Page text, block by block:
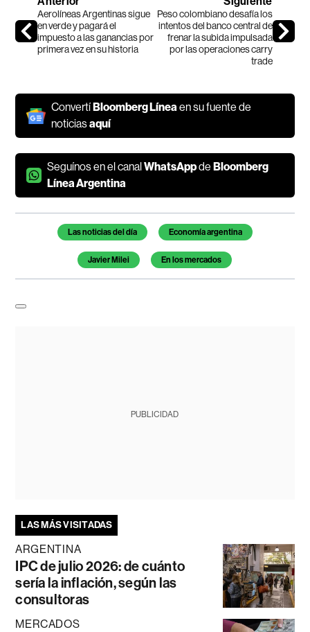
Aerolíneas Argentinas sigue
en verde y pagará el
impuesto a las ganancias por
primera vez en su historia
Peso colombiano desafía los
intentos del banco central de
frenar la subida impulsada
por las operaciones carry
trade
Convertí Bloomberg Líneaen su fuente de
noticiasaquí
Seguínos en el canalWhatsAppde Bloomberg
Línea Argentina
Temas de este artículo
Las noticias del día Economía argentina
Javier Milei En los mercados
PUBLICIDAD
LAS MÁS VISITADAS
ARGENTINA
IPC de julio 2026: de cuánto
sería la inflación, según las
consultoras
MERCADOS